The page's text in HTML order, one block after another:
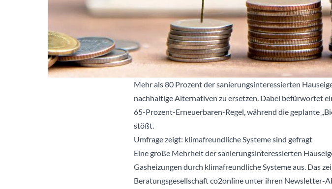
Mehr als 80 Prozent der sanierungsinteressierten
nachhaltige Alternativen zu ersetzen. Dabei befürwortet
65-Prozent-Erneuerbaren-Regel, während die geplante
stößt.
Umfrage zeigt: klimafreundliche Systeme sind gefragt
Eine große Mehrheit der sanierungsinteressierten
Gasheizungen durch klimafreundliche Systeme aus. Das
Beratungsgesellschaft co2online unter ihren Newsletter-